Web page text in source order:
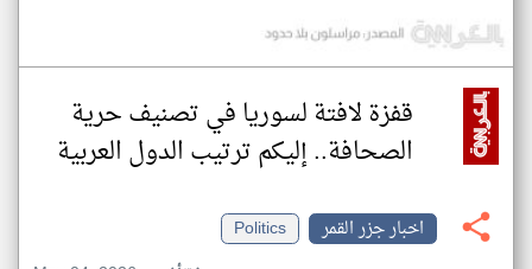
قفزة لافتة لسوريا في تصنيف حرية
الصحافة.. إليكم ترتيب الدول العربية
اخبار جزر القمر
Politics